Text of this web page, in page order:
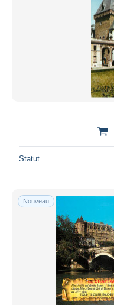
Statut
Nouveau